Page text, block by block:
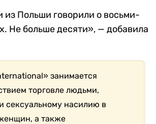
из Польши говорили о восьми-
Не больше десяти», — добавила
занимается
торговле людьми,
сексуальному насилию в
а также